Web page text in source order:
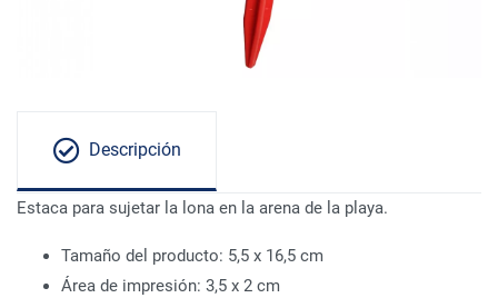
Descripción
Estaca para sujetar la lona en la arena de la playa.
Tamaño del producto: 5,5 x 16,5 cm
Área de impresión: 3,5 x 2 cm